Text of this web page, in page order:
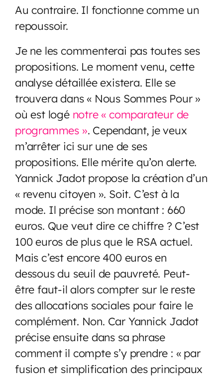
Au contraire. Il fonctionne comme un
repoussoir.
Je ne les commenterai pas toutes ses
propositions. Le moment venu, cette
analyse détaillée existera. Elle se
trouvera dans « Nous Sommes Pour »
où est logé notre « comparateur de
programmes ». Cependant, je veux
m’arrêter ici sur une de ses
propositions. Elle mérite qu’on alerte.
Yannick Jadot propose la création d’un
« revenu citoyen ». Soit. C’est à la
mode. Il précise son montant : 660
euros. Que veut dire ce chiffre ? C’est
100 euros de plus que le RSA actuel.
Mais c’est encore 400 euros en
dessous du seuil de pauvreté. Peut-
être faut-il alors compter sur le reste
des allocations sociales pour faire le
complément. Non. Car Yannick Jadot
précise ensuite dans sa phrase
comment il compte s’y prendre : « par
fusion et simplification des principaux